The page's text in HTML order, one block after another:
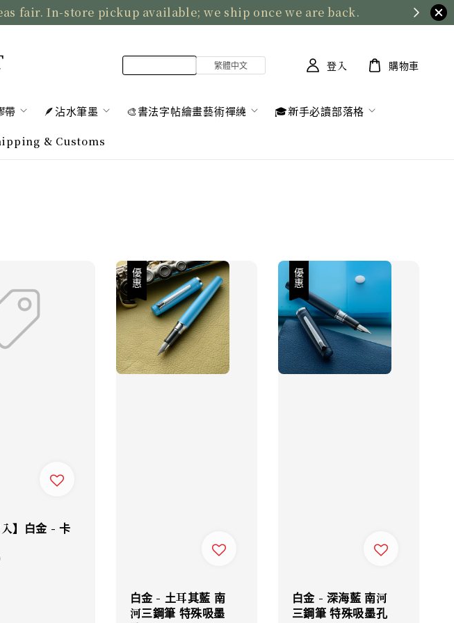
fair. In-store pickup available; we ship once we are back.
帶 🪶沾水筆墨 🎨書法字帖繪畫藝術禪繞 🎓新手必讀部落格
& Customs
登入 購物車
入】白金 - 卡
優惠
白金 - 土耳其藍 南
河三鋼筆 特殊吸墨
優惠
白金 - 深海藍 南河
三鋼筆 特殊吸墨孔